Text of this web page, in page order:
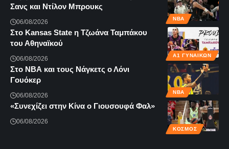
NBA
Σανς και Ντίλον Μπρουκς
06/08/2026
Α1 ΓΥΝΑΙΚΏΝ
Στο Kansas State η Τζωάνα Ταμπάκου
του Αθηναϊκού
06/08/2026
NBA
Στο ΝΒΑ και τους Νάγκετς ο Λόνι
Γουόκερ
06/08/2026
ΚΌΣΜΟΣ
«Συνεχίζει στην Κίνα ο Γιουσουφά Φαλ»
06/08/2026